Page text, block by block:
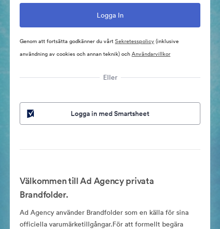
Genom att fortsätta godkänner du vårtSekretesspolicy(inklusive
användning av cookies och annan teknik) ochAnvändarvillkor
Eller
Logga in med Smartsheet
Välkommen till Ad Agency privata
Brandfolder.
Ad Agency använder Brandfolder som en källa för sina
officiella varumärketillgångar.För att formellt begära